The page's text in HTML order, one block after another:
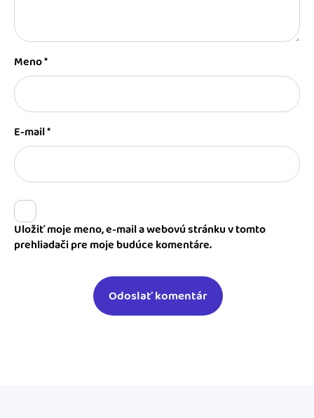
Meno*
E-mail*
Uložiť moje meno, e-mail a webovú stránku v tomto
prehliadači pre moje budúce komentáre.